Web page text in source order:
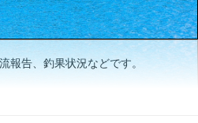
報告、釣果状況などです。